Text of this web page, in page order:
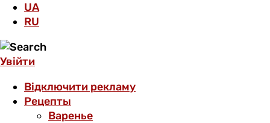
UA
RU
Увійти
Відключити рекламу
Рецепты
Варенье